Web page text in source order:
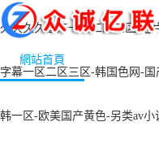
久久久久国产一区二区三区-毛
字幕一区二区三区-韩国色网-
韩一区-欧美国产黄色-另类av
網站首頁